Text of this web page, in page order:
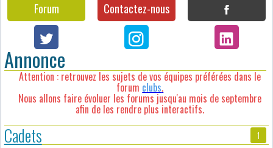
Forum Contactez-nous
Annonce
Attention : retrouvez les sujets de vos équipes préférées dans le
forum clubs.
Nous allons faire évoluer les forums jusqu'au mois de septembre
afin de les rendre plus interactifs.
Cadets 1